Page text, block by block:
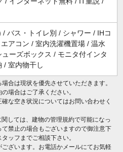
/ バス・トイレ別 / シャワー / IHコ
アコン / 室内洗濯機置場 / 温水
ーズボックス / モニタ付インタ
/ 室内物干し
合は現状を優先させていただきます。
場合はご了承ください。
な空き状況についてはお問い合わせく
しては、建物の管理規約で可能になっ
禁止の場合もございますので御注意下
ッフまでご相談下さい。
ざいます。お電話かメールにてお気軽